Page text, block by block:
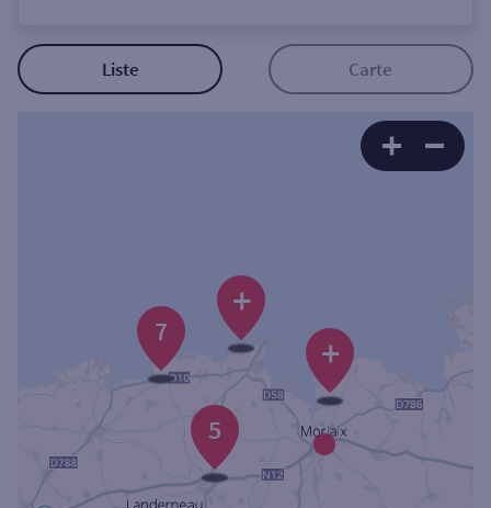
Autour de moi
Rechercher
Liste Carte
7
+
5
+